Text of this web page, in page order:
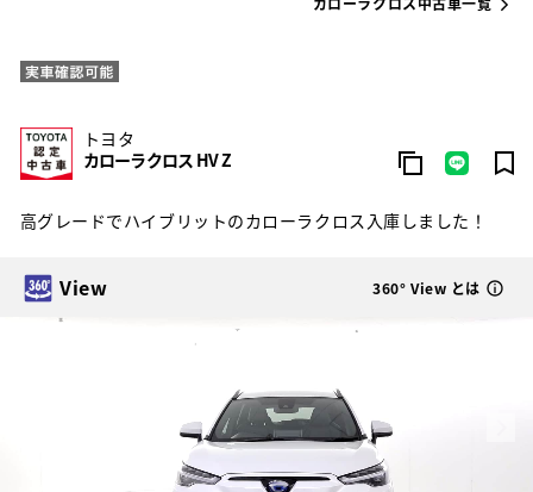
トヨタ
カローラクロス HV Z
高グレードでハイブリットのカローラクロス入庫しました！
View 360° View とは